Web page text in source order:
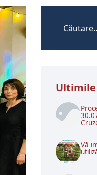
Vă